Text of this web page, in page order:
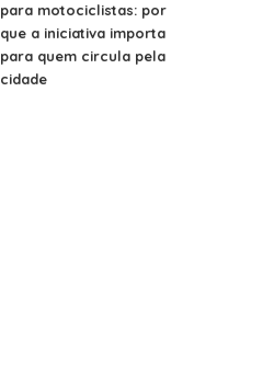
para motociclistas: por
que a iniciativa importa
para quem circula pela
cidade